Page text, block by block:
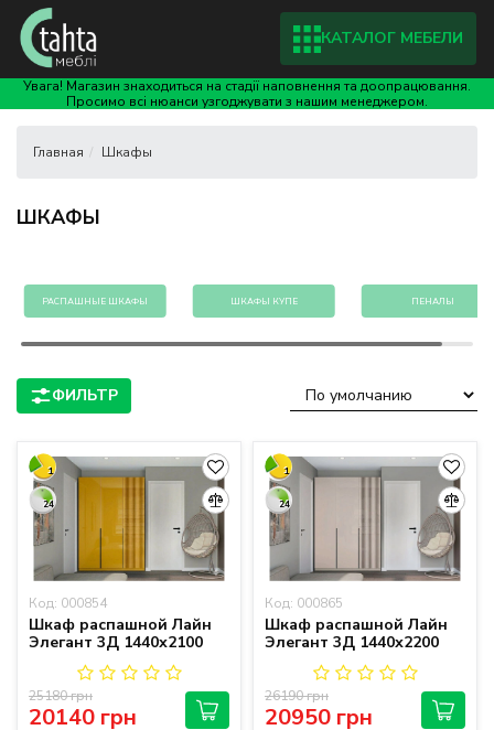
Увага! Магазин знаходиться на стадії наповнення та доопрацювання.
Просимо всі нюанси узгоджувати з нашим менеджером.
КАТАЛОГ МЕБЕЛИ
Шкафы
ШКАФЫ
РАСПАШНЫЕ ШКАФЫ ШКАФЫ КУПЕ ПЕНАЛЫ
1
24
Код: 000854
Шкаф распашной Лайн
Элегант 3Д 1440х2100
20140 грн
25180 грн
1
24
Код: 000865
Шкаф распашной Лайн
Элегант 3Д 1440х2200
20950 грн
26190 грн